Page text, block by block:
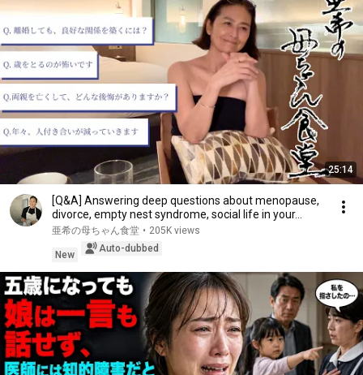
25:14
[Q&A] Answering deep questions about menopause,
divorce, empty nest syndrome, social life in your...
亜希の母ちゃん食堂 • 205K views
New
Auto-dubbed